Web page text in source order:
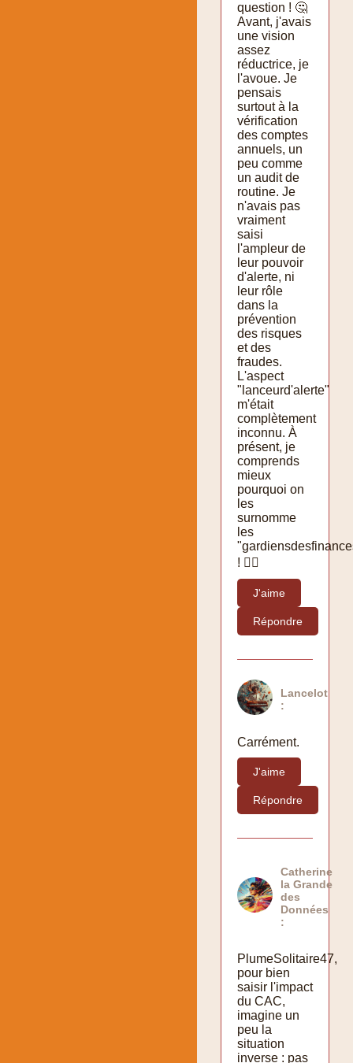
question ! 🤔
Avant, j'avais
une vision
assez
réductrice, je
l'avoue. Je
pensais
surtout à la
vérification
des comptes
annuels, un
peu comme
un audit de
routine. Je
n'avais pas
vraiment
saisi
l'ampleur de
leur pouvoir
d'alerte, ni
leur rôle
dans la
prévention
des risques
et des
fraudes.
L'aspect
"lanceurd'alerte"
m'était
complètement
inconnu. À
présent, je
comprends
mieux
pourquoi on
les
surnomme
les
! 👮‍♂️
J'aime
Répondre
Lancelot
:
Carrément.
J'aime
Répondre
Catherine
la Grande
des
Données
:
PlumeSolitaire47,
pour bien
saisir l'impact
du CAC,
imagine un
peu la
situation
inverse : pas